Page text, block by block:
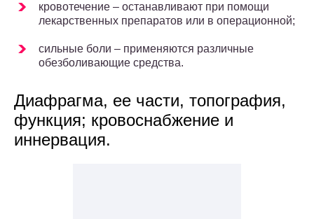
кровотечение – останавливают при помощи
лекарственных препаратов или в операционной;
сильные боли – применяются различные
обезболивающие средства.
Диафрагма, ее части, топография,
функция; кровоснабжение и
иннервация.